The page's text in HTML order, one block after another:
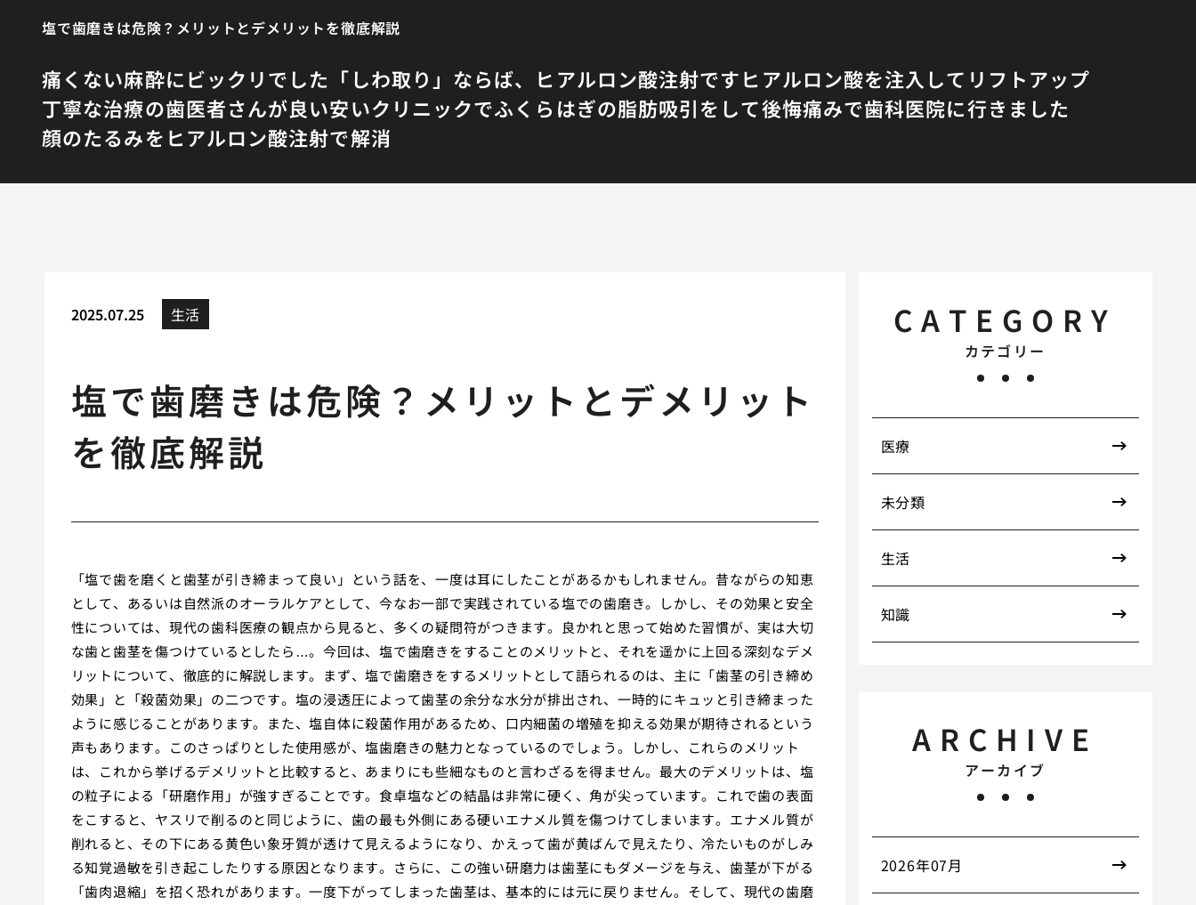
塩で歯磨きは危険？メリットとデメリットを徹底解説
痛くない麻酔にビックリでした 「しわ取り」ならば、ヒアルロン酸注射ですヒアルロン酸を注入してリフトアップ
丁寧な治療の歯医者さんが良い安いクリニックでふくらはぎの脂肪吸引をして後悔痛みで歯科医院に行きました
顔のたるみをヒアルロン酸注射で解消
2025.07.25 生活
塩で歯磨きは危険？メリットとデメリット
を徹底解説
「塩で歯を磨くと歯茎が引き締まって良い」という話を、一度は耳にしたことがあるかもしれません。昔ながらの知恵
として、あるいは自然派のオーラルケアとして、今なお一部で実践されている塩での歯磨き。しかし、その効果と安全
性については、現代の歯科医療の観点から見ると、多くの疑問符がつきます。良かれと思って始めた習慣が、実は大切
な歯と歯茎を傷つけているとしたら…。今回は、塩で歯磨きをすることのメリットと、それを遥かに上回る深刻なデメ
リットについて、徹底的に解説します。まず、塩で歯磨きをするメリットとして語られるのは、主に「歯茎の引き締め
効果」と「殺菌効果」の二つです。塩の浸透圧によって歯茎の余分な水分が排出され、一時的にキュッと引き締まった
ように感じることがあります。また、塩自体に殺菌作用があるため、口内細菌の増殖を抑える効果が期待されるという
声もあります。このさっぱりとした使用感が、塩歯磨きの魅力となっているのでしょう。しかし、これらのメリット
は、これから挙げるデメリットと比較すると、あまりにも些細なものと言わざるを得ません。最大のデメリットは、塩
の粒子による「研磨作用」が強すぎることです。食卓塩などの結晶は非常に硬く、角が尖っています。これで歯の表面
をこすると、ヤスリで削るのと同じように、歯の最も外側にある硬いエナメル質を傷つけてしまいます。エナメル質が
削れると、その下にある黄色い象牙質が透けて見えるようになり、かえって歯が黄ばんで見えたり、冷たいものがしみ
る知覚過敏を引き起こしたりする原因となります。さらに、この強い研磨力は歯茎にもダメージを与え、歯茎が下がる
「歯肉退縮」を招く恐れがあります。一度下がってしまった歯茎は、基本的には元に戻りません。そして、現代の歯磨
CATEGORY
カテゴリー
医療
未分類
生活
知識
ARCHIVE
アーカイブ
2026年07月